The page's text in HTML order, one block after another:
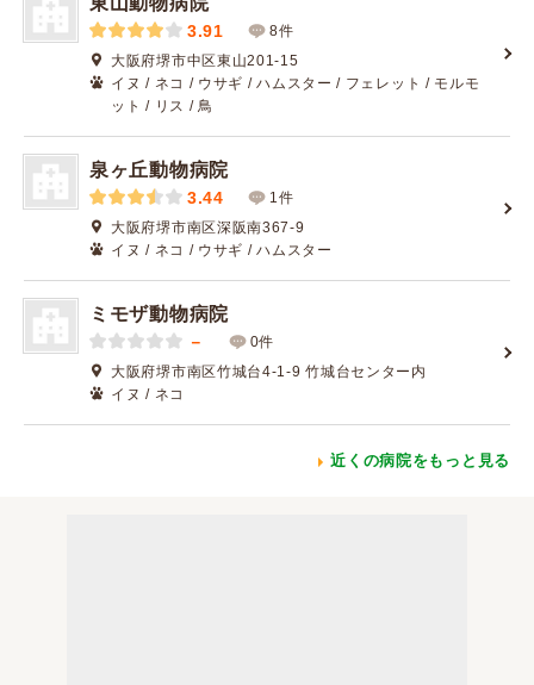
3.91
8件
大阪府堺市中区東山201-15
イヌ / ネコ / ウサギ / ハムスター / フェレット / モルモ
ット / リス / 鳥
泉ヶ丘動物病院
3.44
1件
大阪府堺市南区深阪南367-9
イヌ / ネコ / ウサギ / ハムスター
ミモザ動物病院
－
0件
大阪府堺市南区竹城台4-1-9 竹城台センター内
イヌ / ネコ
近くの病院をもっと見る